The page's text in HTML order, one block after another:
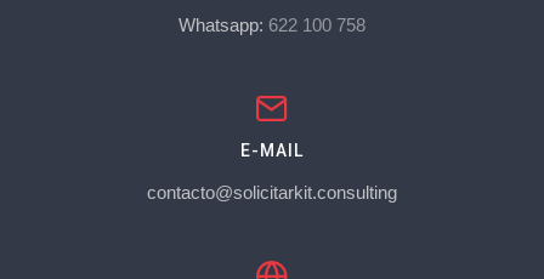
Whatsapp: 622 100 758
E-MAIL
contacto@solicitarkit.consulting